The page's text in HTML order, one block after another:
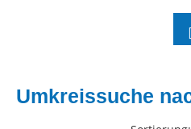
Umkreissuche